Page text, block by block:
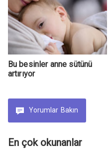
Bu besinler anne sütünü
artırıyor
Yorumlar Bakın
En çok okunanlar